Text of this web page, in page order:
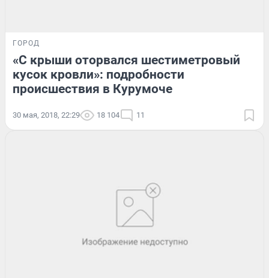
ГОРОД
«С крыши оторвался шестиметровый
кусок кровли»: подробности
происшествия в Курумоче
30 мая, 2018, 22:29 18 104 11